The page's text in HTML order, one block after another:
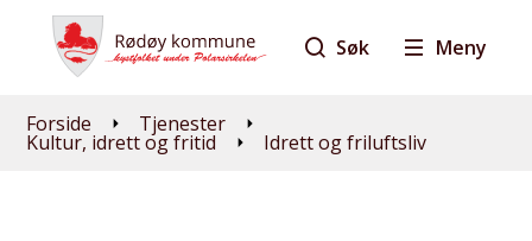
Søk Meny
Du er her:
Forside Tjenester
Kultur, idrett og fritid Idrett og friluftsliv